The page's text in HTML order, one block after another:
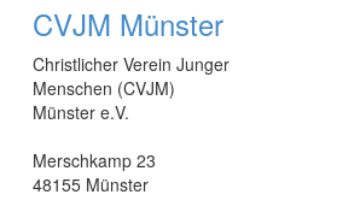
CVJM Münster
Christlicher Verein Junger
Menschen (CVJM)
Münster e.V.
Merschkamp 23
48155 Münster